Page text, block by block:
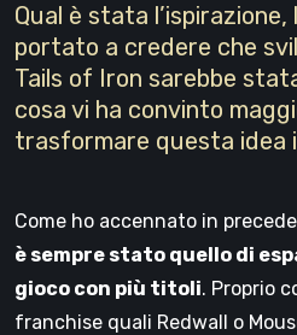
Qual è stata
portato a credere che
Tails of Iron sarebbe
cosa vi ha convinto
trasformare questa idea
Come ho accennato in
è sempre stato quello di
gioco con più titoli. Proprio
franchise quali Redwall o